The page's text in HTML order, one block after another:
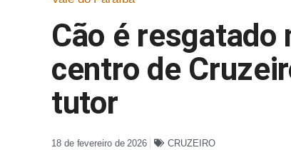
Cão é resgatado
centro de
tutor
18 de fevereiro de 2026 CRUZEIRO